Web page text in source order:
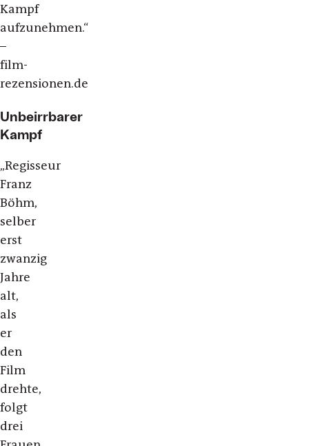
Kampf
aufzunehmen.“
–
film-
rezensionen.de
Unbeirrbarer
Kampf
„Regisseur
Franz
Böhm,
selber
erst
zwanzig
Jahre
alt,
als
er
den
Film
drehte,
folgt
drei